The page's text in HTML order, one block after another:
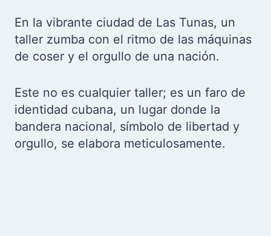
En la vibrante ciudad de Las Tunas, un
taller zumba con el ritmo de las máquinas
de coser y el orgullo de una nación.
Este no es cualquier taller; es un faro de
identidad cubana, un lugar donde la
bandera nacional, símbolo de libertad y
orgullo, se elabora meticulosamente.